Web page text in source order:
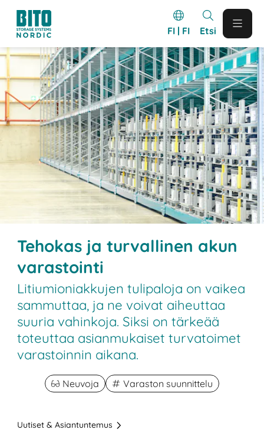
FI | FI Etsi
Tehokas ja turvallinen akun
varastointi
Litiumioniakkujen tulipaloja on vaikea
sammuttaa, ja ne voivat aiheuttaa
suuria vahinkoja. Siksi on tärkeää
toteuttaa asianmukaiset turvatoimet
varastoinnin aikana.
Neuvoja Varaston suunnittelu
Uutiset & Asiantuntemus